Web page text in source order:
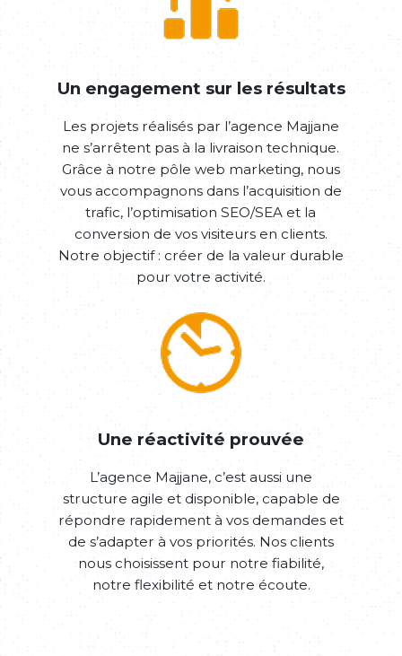
Un engagement sur les résultats
Les projets réalisés par l’agence Majjane
ne s’arrêtent pas à la livraison technique.
Grâce à notre pôle web marketing, nous
vous accompagnons dans l’acquisition de
trafic, l’optimisation SEO/SEA et la
conversion de vos visiteurs en clients.
Notre objectif : créer de la valeur durable
pour votre activité.
Une réactivité prouvée
L’agence Majjane, c’est aussi une
structure agile et disponible, capable de
répondre rapidement à vos demandes et
de s’adapter à vos priorités. Nos clients
nous choisissent pour notre fiabilité,
notre flexibilité et notre écoute.